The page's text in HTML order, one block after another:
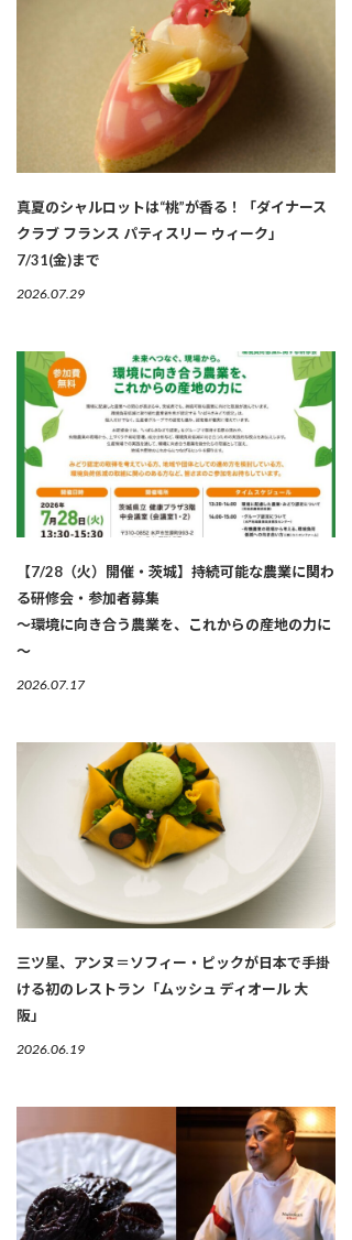
真夏のシャルロットは“桃”が香る！「ダイナース
クラブ フランス パティスリー ウィーク」
7/31(金)まで
2026.07.29
【7/28（火）開催・茨城】持続可能な農業に関わ
る研修会・参加者募集
～環境に向き合う農業を、これからの産地の力に
～
2026.07.17
三ツ星、アンヌ＝ソフィー・ピックが日本で手掛
ける初のレストラン「ムッシュ ディオール 大
阪」
2026.06.19